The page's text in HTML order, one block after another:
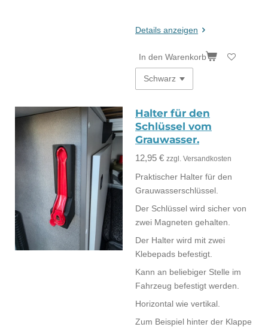
Details anzeigen
In den Warenkorb
Halter für den
Schlüssel vom
Grauwasser.
12,95 € zzgl. Versandkosten
Praktischer Halter für den
Grauwasserschlüssel.
Der Schlüssel wird sicher von
zwei Magneten gehalten.
Der Halter wird mit zwei
Klebepads befestigt.
Kann an beliebiger Stelle im
Fahrzeug befestigt werden.
Horizontal wie vertikal.
Zum Beispiel hinter der Klappe